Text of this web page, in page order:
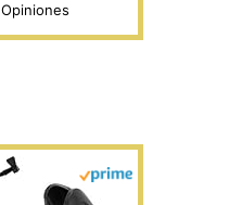
Opiniones